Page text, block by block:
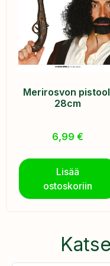
Merirosvon
28cm
6,99 €
Lisää
ostoskoriin